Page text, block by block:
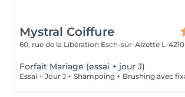
Mystral Coiffure
60, rue de la Libération Esch-sur-Alzette L-4210
Forfait Mariage (essai + jour J)